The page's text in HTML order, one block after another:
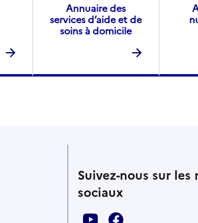
Annuaire des
services d’aide et de
soins à domicile
Suivez-nous sur les
sociaux